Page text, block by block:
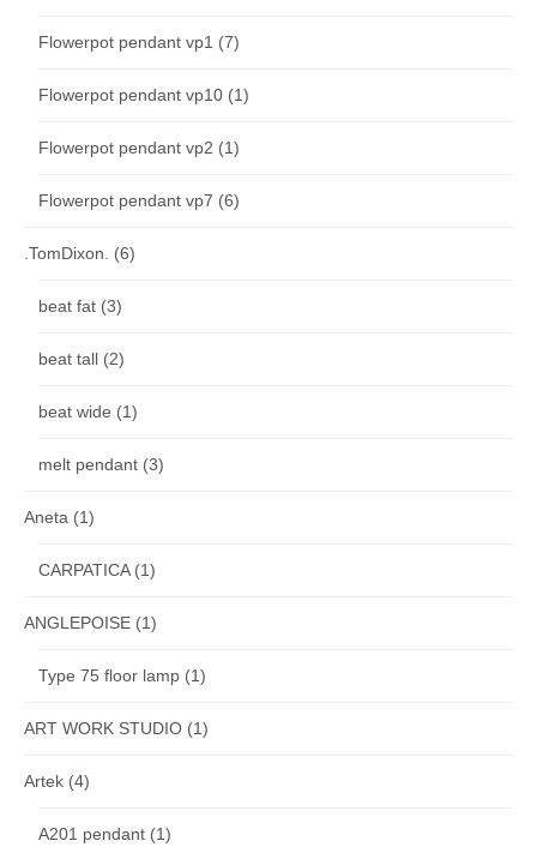
Flowerpot pendant vp1 (7)
Flowerpot pendant vp10 (1)
Flowerpot pendant vp2 (1)
Flowerpot pendant vp7 (6)
.TomDixon. (6)
beat fat (3)
beat tall (2)
beat wide (1)
melt pendant (3)
Aneta (1)
CARPATICA(1)
ANGLEPOISE (1)
Type 75 floor lamp (1)
ART WORK STUDIO (1)
Artek (4)
A201 pendant (1)